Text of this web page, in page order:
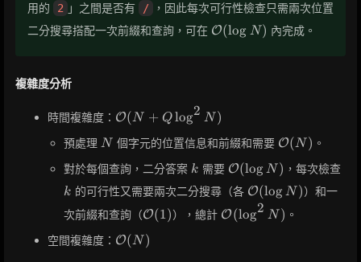
用的
2 」之間是否有 /
，因此每次可行性檢查只需兩次位置
二分搜尋搭配一次前綴和查詢，可在 \mathcal{O}
O(log N) 內完成。
複雜度分析
時間複雜度： \mathcal{O}
(N + Q
\log^2 N)
O(N + Qlog2 N )
預處理 N
N 個字元的位置信息和前綴和需要 \mathcal{O}
(N)
O(N ) 。
對於每個查詢，二分答案 k
k 需要 \mathcal{O}
(\log N)
O(log N ) ，每次檢查k
k 的可行性又需要兩次二分搜尋（各 \mathcal{O}
(\log N)
O(log N )）和一
次前綴和查詢（\mathcal{O}
(1)
O(1)），總計 \mathcal{O}
(\log^2 N)
O(log2 N ) 。
空間複雜度： \mathcal{O}
(N)
O(N )